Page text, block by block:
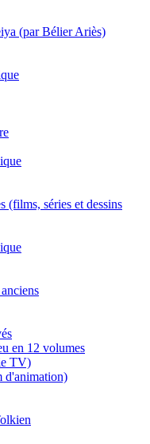
(par Bélier Ariès)
(films, séries et dessins
en 12 volumes
TV)
d'animation)